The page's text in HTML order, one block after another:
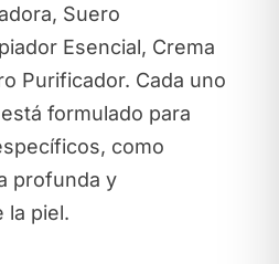
Suero
Esencial, Crema
Purificador. Cada uno
formulado para
como
profunda y
la piel.